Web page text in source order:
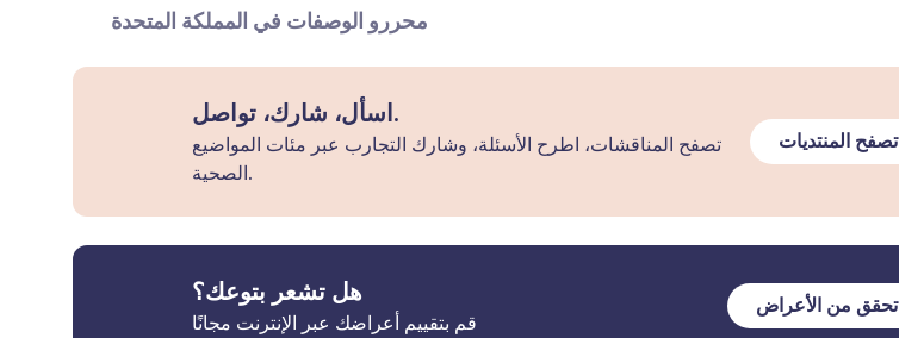
محررو الوصفات في المملكة المتحدة
اسأل، شارك، تواصل.
تصفح المناقشات، اطرح الأسئلة، وشارك التجارب عبر مئات المواضيع
الصحية.
تصفح المنتديات
هل تشعر بتوعك؟
قم بتقييم أعراضك عبر الإنترنت مجانًا
تحقق من الأعراض